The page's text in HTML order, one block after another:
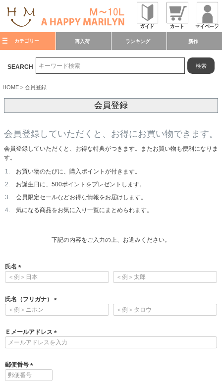
カテゴリー 再入荷 ランキング 新作
SEARCH 検索
HOME 会員登録
会員登録
会員登録していただくと、お得にお買い物できます。
会員登録していただくと、お得な特典がつきます。またお買い物も便利になりま
す。
お買い物のたびに、購入ポイントが付きます。
お誕生日に、500ポイントをプレゼントします。
会員限定セールなどお得な情報をお届けします。
気になる商品をお気に入り一覧にまとめられます。
下記の内容をご入力の上、お進みください。
氏名
(
須
)
氏名（フリガナ）
)
Ｅメールアドレス
(
郵便番号
(